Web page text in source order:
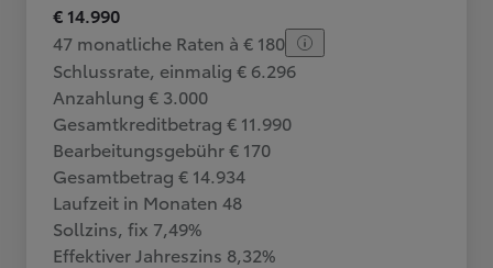
€ 14.990
47 monatliche Raten à € 180
Schlussrate, einmalig € 6.296
Anzahlung € 3.000
Gesamtkreditbetrag € 11.990
Bearbeitungsgebühr € 170
Gesamtbetrag € 14.934
Laufzeit in Monaten 48
Sollzins, fix 7,49%
Effektiver Jahreszins 8,32%